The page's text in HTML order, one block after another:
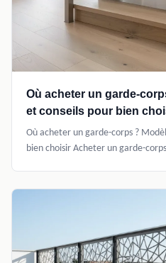
Où acheter un garde-
et conseils pour bien
Où acheter un garde-corps ?
bien choisir Acheter un garde-